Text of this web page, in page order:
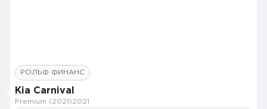
РОЛЬФ ФИНАНС
Kia Carnival
Premium (2021)2021